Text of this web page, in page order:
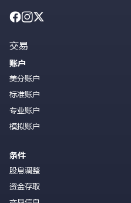
交易
账户
美分账户
标准账户
专业账户
模拟账户
条件
股息调整
资金存取